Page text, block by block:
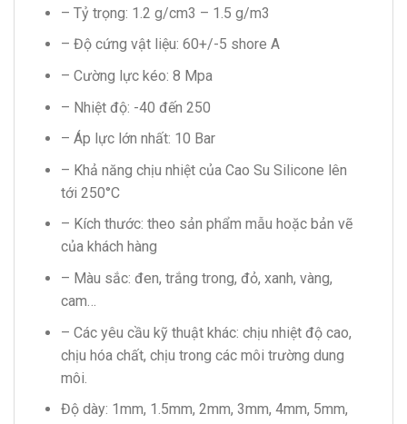
– Tỷ trọng: 1.2 g/cm3 – 1.5 g/m3
– Độ cứng vật liệu: 60+/-5 shore A
– Cường lực kéo: 8 Mpa
– Nhiệt độ: -40 đến 250
– Áp lực lớn nhất: 10 Bar
– Khả năng chịu nhiệt của Cao Su Silicone lên
tới 250°C
– Kích thước: theo sản phẩm mẫu hoặc bản vẽ
của khách hàng
– Màu sắc: đen, trắng trong, đỏ, xanh, vàng,
cam…
– Các yêu cầu kỹ thuật khác: chịu nhiệt độ cao,
chịu hóa chất, chịu trong các môi trường dung
môi.
Độ dày: 1mm, 1.5mm, 2mm, 3mm, 4mm, 5mm,